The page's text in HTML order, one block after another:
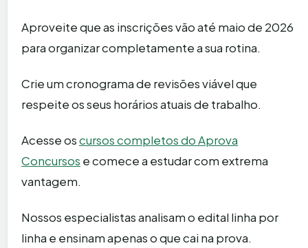
Aproveite que as inscrições vão até maio de 2026
para organizar completamente a sua rotina.
Crie um cronograma de revisões viável que
respeite os seus horários atuais de trabalho.
Acesse oscursos completos do Aprova
Concursos e comece a estudar com extrema
vantagem.
Nossos especialistas analisam o edital linha por
linha e ensinam apenas o que cai na prova.